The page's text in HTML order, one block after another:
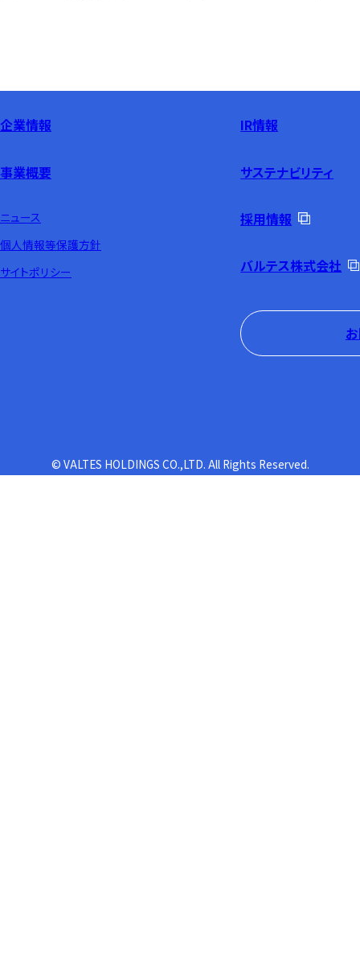
企業情報
ニュース
個人情報等保護方針
サイトポリシー
事業概要
IR情報
サステナビリティ
採用情報
バルテス株式会社
© VALTES HOLDINGS CO.,LTD. All Rights Reserved.